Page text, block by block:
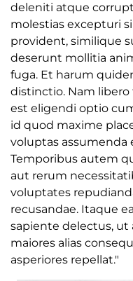
deleniti atque
molestias excepturi
provident, similique
deserunt mollitia
fuga. Et harum
distinctio. Nam
est eligendi optio
id quod maxime
voluptas assumenda
Temporibus autem
aut rerum
voluptates
recusandae. Itaque
sapiente delectus,
maiores alias
asperiores repellat."